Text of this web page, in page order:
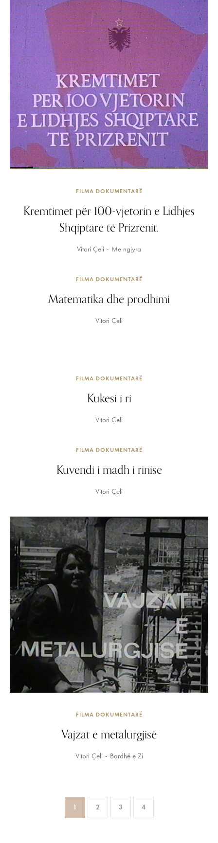
FILMA DOKUMENTARË
Kremtimet për 100-vjetorin e Lidhjes
Shqiptare të Prizrenit.
Vitori Çeli Me ngjyra
FILMA DOKUMENTARË
Matematika dhe prodhimi
Vitori Çeli
FILMA DOKUMENTARË
Kukesi i ri
Vitori Çeli
FILMA DOKUMENTARË
Kuvendi i madh i rinise
Vitori Çeli
FILMA DOKUMENTARË
Vajzat e metalurgjisë
Vitori Çeli Bardhë e Zi
1 2 3 4